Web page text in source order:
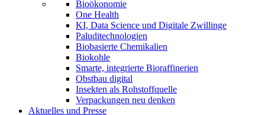
Bioökonomie
One Health
KI, Data Science und Digitale Zwillinge
Paluditechnologien
Biobasierte Chemikalien
Biokohle
Smarte, integrierte Bioraffinerien
Obstbau digital
Insekten als Rohstoffquelle
Verpackungen neu denken
Aktuelles und Presse